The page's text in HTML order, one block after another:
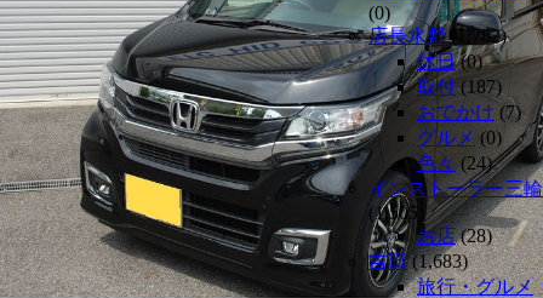
(0)
店長水野(1,782)
休日(0)
取付(187)
おでかけ (7)
グルメ (0)
色々 (24)
インストーラー三輪
(1,505)
お店(28)
吉田(1,683)
旅行・グルメ